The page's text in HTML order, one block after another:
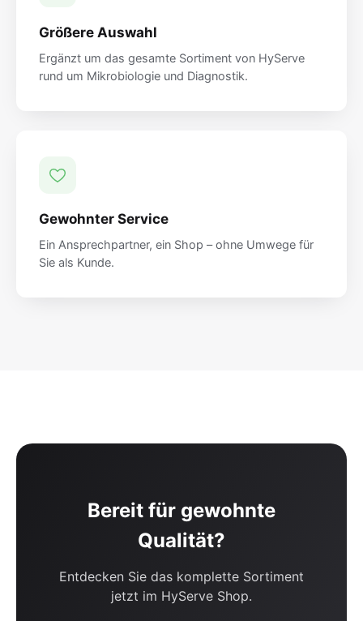
Größere Auswahl
Ergänzt um das gesamte Sortiment von HyServe
rund um Mikrobiologie und Diagnostik.
Gewohnter Service
Ein Ansprechpartner, ein Shop – ohne Umwege für
Sie als Kunde.
Bereit für gewohnte
Qualität?
Entdecken Sie das komplette Sortiment
jetzt im HyServe Shop.